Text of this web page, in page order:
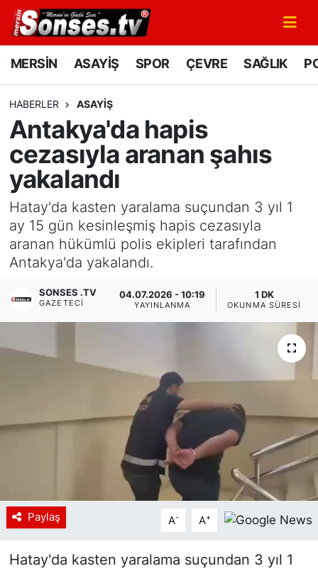
MERSİN ASAYİŞ SPOR ÇEVRE SAĞLIK
HABERLER ASAYİŞ
Antakya'da hapis
cezasıyla aranan şahıs
yakalandı
Hatay'da kasten yaralama suçundan 3 yıl 1
ay 15 gün kesinleşmiş hapis cezasıyla
aranan hükümlü polis ekipleri tarafından
Antakya'da yakalandı.
SONSES .TV
GAZETECI
04.07.2026 - 10:19
YAYINLANMA
1 DK
OKUNMA SÜRESI
Paylaş A- A+
Hatay'da kasten yaralama suçundan 3 yıl 1
MERSİN
SPOR
GÜNÜN MANŞETİ
DÜNYA
KÜLTÜR - SANAT
MAGAZİN
SAĞLIK
Haberde insan
Mersin Nöbetçi Eczaneler
Mersin Namaz Vakitleri
Mersin Trafik Yoğunluk Haritası
Süper Lig Puan Durumu ve Fikstür
Tüm Manşetler
Son Dakika Haberleri
Haber Arşivi